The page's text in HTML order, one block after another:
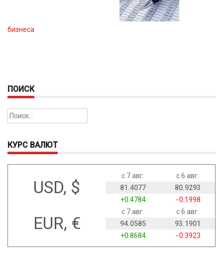
бизнеса
ПОИСК
Найти:
КУРС ВАЛЮТ
USD, $
с 7 авг.
с 6 авг.
81.4077
80.9293
+0.4784
−0.1998
EUR, €
с 7 авг.
с 6 авг.
94.0585
93.1901
+0.8684
−0.3923